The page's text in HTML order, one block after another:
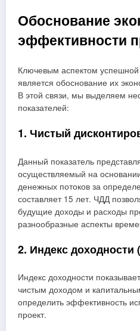
Обоснование
эффективности
Ключевым аспектом
является обоснование их
В этой связи, мы выделяем
показателей:
1. Чистый
Данный показатель
осуществляемый на
денежных потоков за
составляет 15 лет. ЧДД
будущие доходы и расходы
разнообразные аспекты
2. Индекс доходности
Индекс доходности
чистым доходом и
определить эффективность
проект.